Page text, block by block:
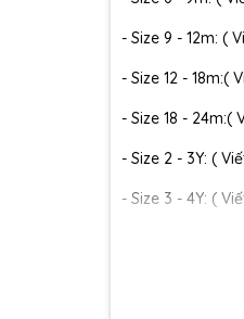
- Size 9 - 12m: (
- Size 12 - 18m:(
- Size 18 - 24m:(
- Size 2 - 3Y: (
- Size 3 - 4Y: (